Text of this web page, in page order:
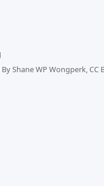
By Shane WP Wongperk, CC